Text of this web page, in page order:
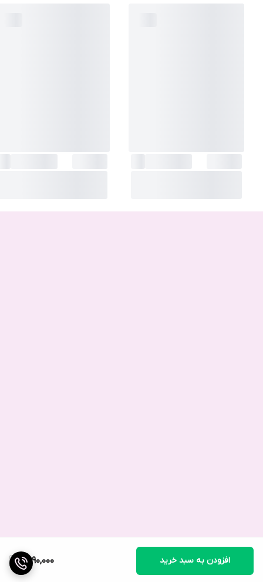
2,990,000 افزودن به سبد خرید